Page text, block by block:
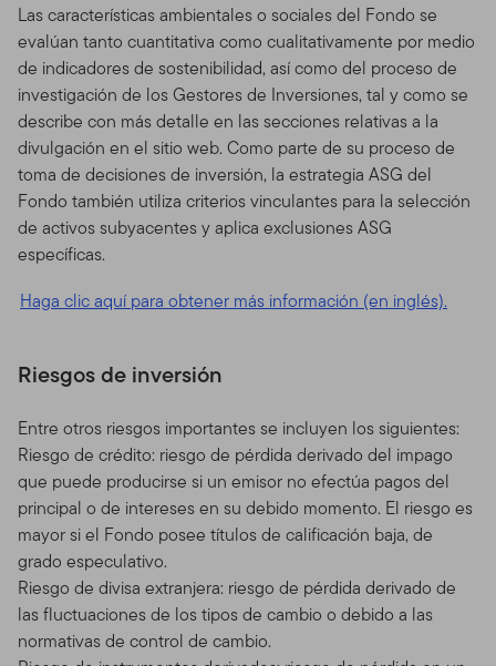
Las características ambientales o sociales del Fondo se
evalúan tanto cuantitativa como cualitativamente por medio
de indicadores de sostenibilidad, así como del proceso de
investigación de los Gestores de Inversiones, tal y como se
describe con más detalle en las secciones relativas a la
divulgación en el sitio web. Como parte de su proceso de
toma de decisiones de inversión, la estrategia ASG del
Fondo también utiliza criterios vinculantes para la selección
de activos subyacentes y aplica exclusiones ASG
específicas.
Haga clic aquí para obtener más información (en inglés).
Riesgos de inversión
Entre otros riesgos importantes se incluyen los siguientes:
Riesgo de crédito: riesgo de pérdida derivado del impago
que puede producirse si un emisor no efectúa pagos del
principal o de intereses en su debido momento. El riesgo es
mayor si el Fondo posee títulos de calificación baja, de
grado especulativo.
Riesgo de divisa extranjera: riesgo de pérdida derivado de
las fluctuaciones de los tipos de cambio o debido a las
normativas de control de cambio.